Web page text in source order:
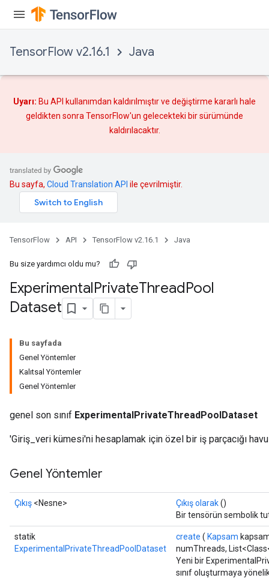
TensorFlow v2.16.1 Java
Uyarı: Bu API kullanımdan kaldırılmıştır ve değiştirme kararlı hale
geldikten sonra TensorFlow'un gelecekteki bir sürümünde
kaldırılacaktır.
Bu sayfa, Cloud Translation API ile çevrilmiştir.
TensorFlow API TensorFlow v2.16.1 Java
Bu size yardımcı oldu mu?
ExperimentalPrivateThreadPool
Dataset
Bu sayfada
Genel Yöntemler
Kalıtsal Yöntemler
Genel Yöntemler
genel son sınıf ExperimentalPrivateThreadPoolDataset
'Giriş_veri kümesi'ni hesaplamak için özel bir iş parçacığı
Genel Yöntemler
Çıkış <Nesne> Çıkış olarak()
Bir tensörün sembolik
statik
ExperimentalPrivateThreadPoolDataset
create ( Kapsam
numThreads,
Yeni bir
sınıf oluşturmaya